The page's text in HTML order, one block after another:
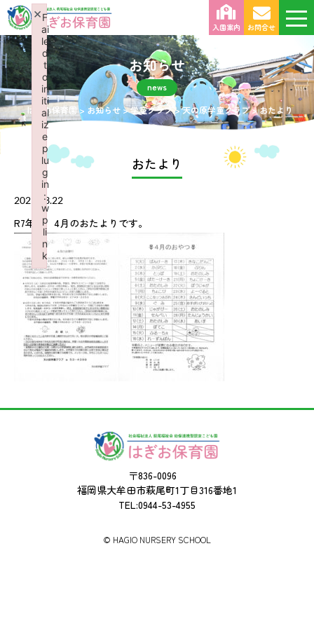
お問合せ
入園案内
お知らせ
news
はぎお保育園>お知らせ >学童クラブ>天の原学童クラブ>おたより
おたより
2025.03.22
R7年度 4月のおたよりです。
〒836-0096
福岡県大牟田市萩尾町1丁目316番地1
TEL:0944-53-4955
©︎ HAGIO NURSERY SCHOOL
F
ai
le
d
t
o
in
iti
al
iz
e
p
lu
g
in
:
w
p
li
n
k
×
Failed to initialize plugin: wplink